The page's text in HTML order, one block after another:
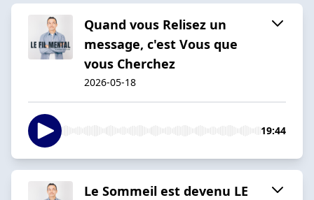
Quand vous Relisez un
message, c'est Vous que
vous Cherchez
2026-05-18
19:44
Le Sommeil est devenu LE